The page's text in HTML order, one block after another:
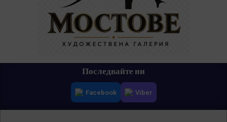
Последвайте ни
Facebook Viber